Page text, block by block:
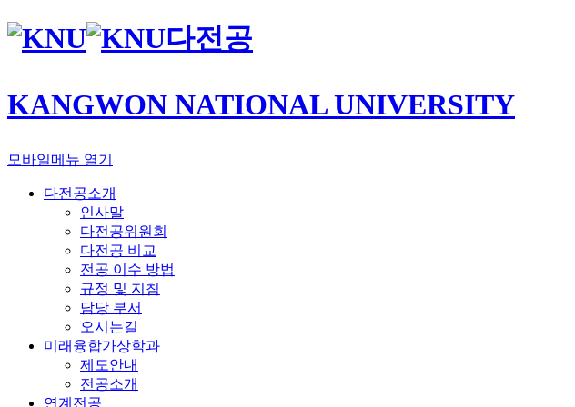
다전공
KANGWON NATIONAL UNIVERSITY
모바일메뉴 열기
다전공소개
인사말
다전공위원회
다전공 비교
전공 이수 방법
규정 및 지침
담당 부서
오시는길
미래융합가상학과
제도안내
전공소개
연계전공